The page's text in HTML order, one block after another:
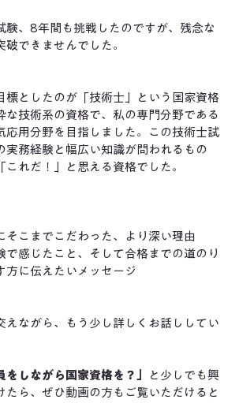
験、8年間も挑戦したのですが、残念な
破できませんでした。
標としたのが「技術士」という国家資格
な技術系の資格で、私の専門分野である
応用分野を目指しました。この技術士試
実務経験と幅広い知識が問われるもの
これだ！」と思える資格でした。
そこまでこだわった、より深い理由
で感じたこと、そして合格までの道のり
方に伝えたいメッセージ
えながら、もう少し詳しくお話ししてい
をしながら国家資格を？」
と少しでも興
たら、ぜひ動画の方もご覧いただけると